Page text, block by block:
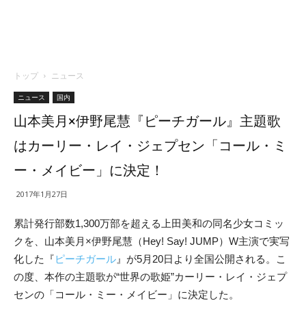
トップ ニュース
ニュース 国内
山本美月×伊野尾慧『ピーチガール』主題歌
はカーリー・レイ・ジェプセン「コール・ミ
ー・メイビー」に決定！
2017年1月27日
累計発行部数1,300万部を超える上田美和の同名少女コミッ
クを、山本美月×伊野尾慧（Hey! Say! JUMP）W主演で実写
化した『ピーチガール 』が5月20日より全国公開される。こ
の度、本作の主題歌が“世界の歌姫”カーリー・レイ・ジェプ
センの「コール・ミー・メイビー」に決定した。